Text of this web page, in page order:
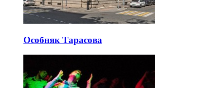
Особняк Тарасова